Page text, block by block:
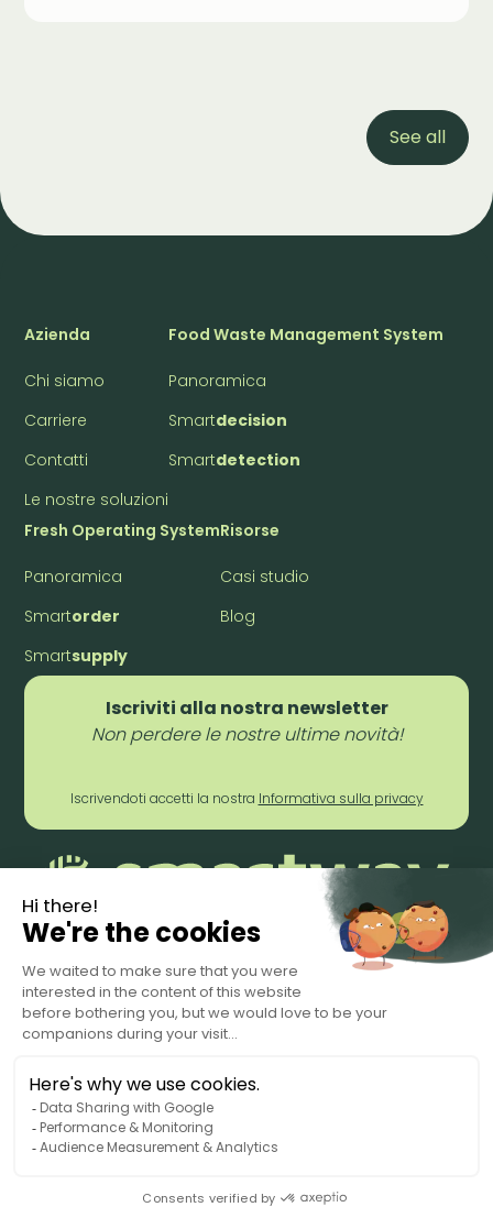
See all
Azienda
Chi siamo
Carriere
Contatti
Le nostre soluzioni
Food Waste Management System
Panoramica
Smartdecision
Smartdetection
Fresh Operating System
Panoramica
Smartorder
Smartsupply
Risorse
Casi studio
Blog
Iscriviti alla nostra newsletter
Non perdere le nostre ultime novità!
Iscrivendoti accetti la nostra Informativa sulla privacy
© 2025 Smartway. Tutti i diritti riservati.
Termini di servizio
Privacy Policy
Data Processing Agreement